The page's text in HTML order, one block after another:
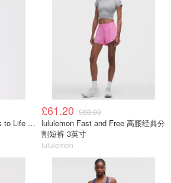
lululemon Lululemon Back to Life 运动水瓶 24oz 吸管盖
£61.20 £68.00
lululemon Fast and Free 高腰经典分
割短裤 3英寸
lululemon